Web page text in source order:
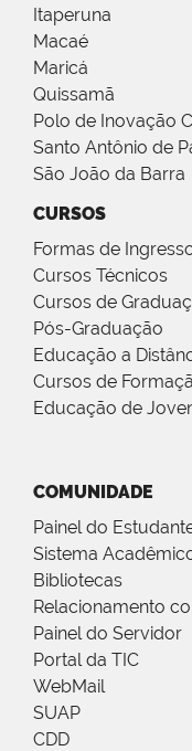
Itaperuna
Macaé
Maricá
Quissamã
Polo de Inovação
Santo Antônio de
São João da Barra
CURSOS
Formas de
Cursos Técnicos
Cursos de
Pós-Graduação
Educação a
Cursos de
Educação de
COMUNIDADE
Painel do
Sistema
Bibliotecas
Relacionamento
Painel do Servidor
Portal da TIC
WebMail
SUAP
CDD